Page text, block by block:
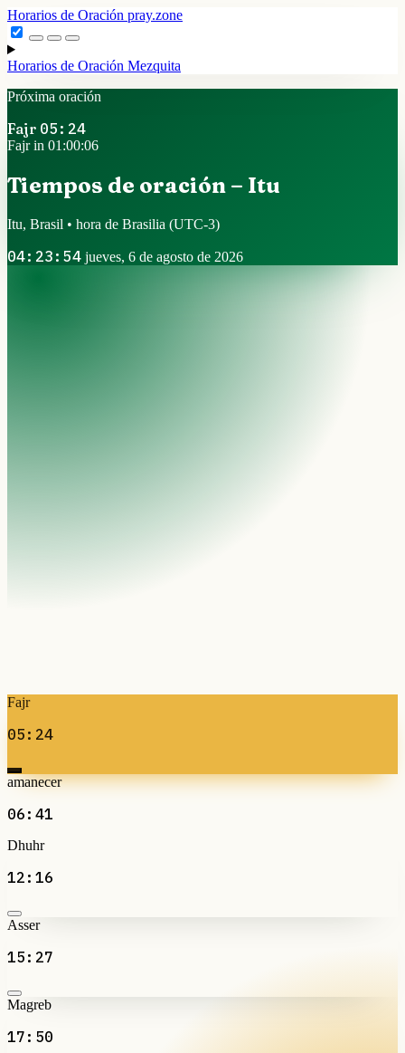
Horarios de Oración pray.zone
Horarios de Oración Mezquita
Próxima oración
Fajr 05:24
Fajr in 01:00:05
Tiempos de oración – Itu
Itu, Brasil • hora de Brasilia (UTC-3)
04:23:55 jueves, 6 de agosto de 2026
Fajr
05:24
amanecer
06:41
Dhuhr
12:16
Asser
15:27
Magreb
17:50